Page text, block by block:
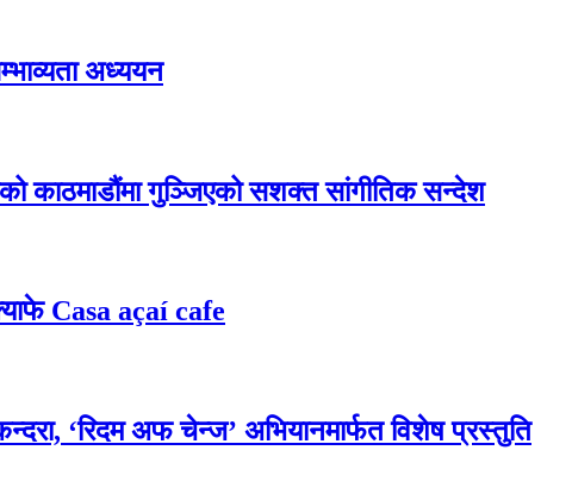
अध्ययन
काठमाडौंमा गुञ्जिएको सशक्त सांगीतिक सन्देश
Casa açaí cafe
‘रिदम अफ चेन्ज’ अभियानमार्फत विशेष प्रस्तुति